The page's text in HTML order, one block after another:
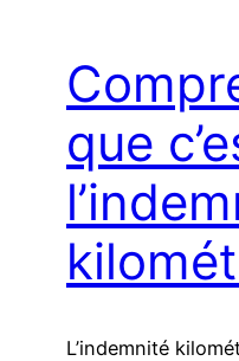
que
L’indemnité